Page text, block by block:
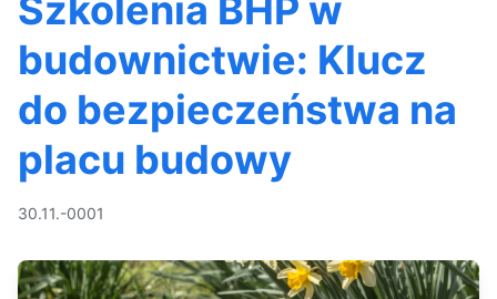
Szkolenia BHP w
budownictwie: Klucz
do bezpieczeństwa na
placu budowy
30.11.-0001